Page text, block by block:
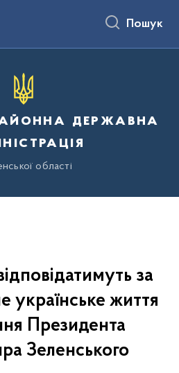
Пошук
державна
області
за
українське життя
Президента
Зеленського